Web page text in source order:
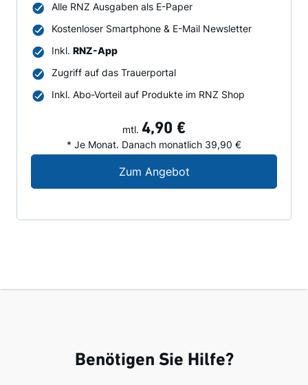
Alle RNZ Ausgaben als E-Paper
Kostenloser Smartphone & E-Mail Newsletter
Inkl. RNZ-App
Zugriff auf das Trauerportal
Inkl. Abo-Vorteil auf Produkte im RNZ Shop
mtl. 4,90 €
* Je Monat. Danach monatlich 39,90 €
Zum AngebotDigital-Angebot für
Benötigen Sie Hilfe?